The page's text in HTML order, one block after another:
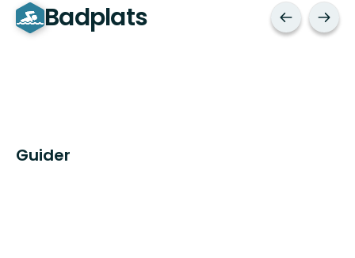
Badplats
Guider